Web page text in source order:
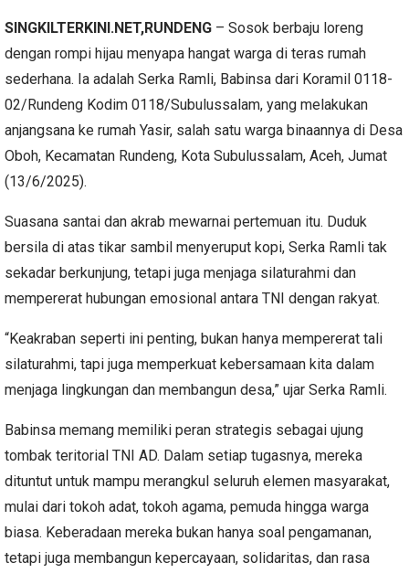
SINGKILTERKINI.NET,RUNDENG – Sosok berbaju loreng
dengan rompi hijau menyapa hangat warga di teras rumah
sederhana. Ia adalah Serka Ramli, Babinsa dari Koramil 0118-
02/Rundeng Kodim 0118/Subulussalam, yang melakukan
anjangsana ke rumah Yasir, salah satu warga binaannya di Desa
Oboh, Kecamatan Rundeng, Kota Subulussalam, Aceh, Jumat
(13/6/2025).
Suasana santai dan akrab mewarnai pertemuan itu. Duduk
bersila di atas tikar sambil menyeruput kopi, Serka Ramli tak
sekadar berkunjung, tetapi juga menjaga silaturahmi dan
mempererat hubungan emosional antara TNI dengan rakyat.
“Keakraban seperti ini penting, bukan hanya mempererat tali
silaturahmi, tapi juga memperkuat kebersamaan kita dalam
menjaga lingkungan dan membangun desa,” ujar Serka Ramli.
Babinsa memang memiliki peran strategis sebagai ujung
tombak teritorial TNI AD. Dalam setiap tugasnya, mereka
dituntut untuk mampu merangkul seluruh elemen masyarakat,
mulai dari tokoh adat, tokoh agama, pemuda hingga warga
biasa. Keberadaan mereka bukan hanya soal pengamanan,
tetapi juga membangun kepercayaan, solidaritas, dan rasa